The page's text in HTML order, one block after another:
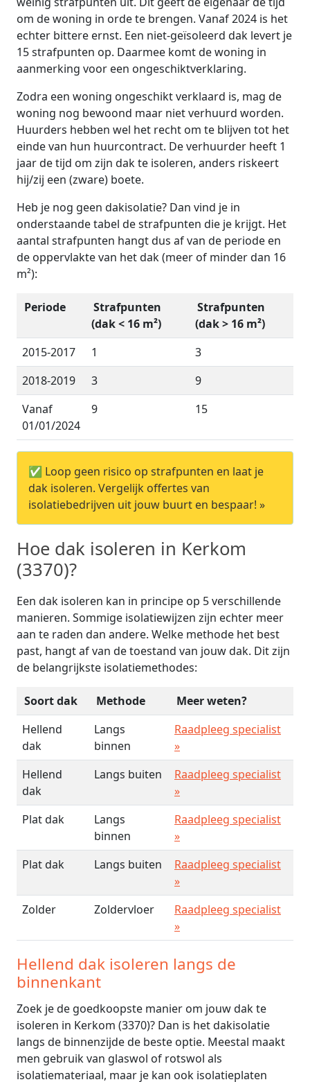
om de woning in orde te brengen. Vanaf 2024 is het
echter bittere ernst. Een niet-geïsoleerd dak levert je
15 strafpunten op. Daarmee komt de woning in
aanmerking voor een ongeschiktverklaring.
Zodra een woning ongeschikt verklaard is, mag de
woning nog bewoond maar niet verhuurd worden.
Huurders hebben wel het recht om te blijven tot het
einde van hun huurcontract. De verhuurder heeft 1
jaar de tijd om zijn dak te isoleren, anders riskeert
hij/zij een (zware) boete.
Heb je nog geen dakisolatie? Dan vind je in
onderstaande tabel de strafpunten die je krijgt. Het
aantal strafpunten hangt dus af van de periode en
de oppervlakte van het dak (meer of minder dan 16
m²):
Periode
Strafpunten
(dak < 16 m²)
Strafpunten
(dak > 16 m²)
2015-2017
1
3
2018-2019
3
9
Vanaf
01/01/2024
9 15
✅ Loop geen risico op strafpunten en laat je
dak isoleren. Vergelijk offertes van
isolatiebedrijven uit jouw buurt en bespaar! »
Hoe dak isoleren in Kerkom
(3370)?
Een dak isoleren kan in principe op 5 verschillende
manieren. Sommige isolatiewijzen zijn echter meer
aan te raden dan andere. Welke methode het best
past, hangt af van de toestand van jouw dak. Dit zijn
de belangrijkste isolatiemethodes:
Soort dak Methode
Meer weten?
Hellend
dak
Langs
binnen
Raadpleeg specialist
»
Hellend
dak
Langs buiten
Raadpleeg specialist
»
Plat dak
Langs
binnen
Raadpleeg specialist
»
Plat dak
Langs buiten
Raadpleeg specialist
»
Zolder
Zoldervloer
Raadpleeg specialist
»
Hellend dak isoleren langs de
binnenkant
Zoek je de goedkoopste manier om jouw dak te
isoleren in Kerkom (3370)? Dan is het dakisolatie
langs de binnenzijde de beste optie. Meestal maakt
men gebruik van glaswol of rotswol als
isolatiemateriaal, maar je kan ook isolatieplaten